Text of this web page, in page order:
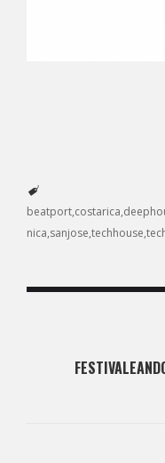
beatport costarica
nica sanjose techhouse